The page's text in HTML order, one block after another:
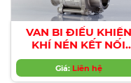
VAN BI ĐIỀU KHIỂN
KHÍ NÉN KẾT NỐI
CLAMP
Giá: Liên hệ